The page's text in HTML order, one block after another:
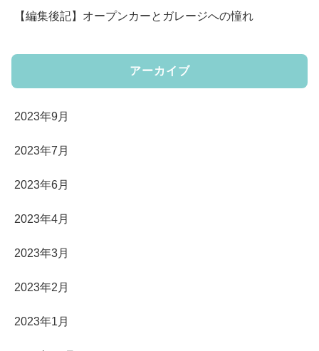
【編集後記】オープンカーとガレージへの憧れ
アーカイブ
2023年9月
2023年7月
2023年6月
2023年4月
2023年3月
2023年2月
2023年1月